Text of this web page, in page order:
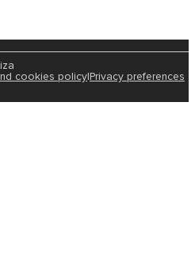
cookies policy|Privacy preferences